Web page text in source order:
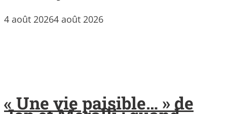
4 août 20264 août 2026
« Une vie paisible… » de